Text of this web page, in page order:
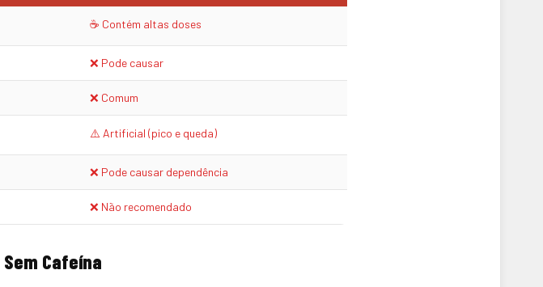
☕ Contém altas doses
❌ Pode causar
❌ Comum
⚠️ Artificial (pico e queda)
❌ Pode causar dependência
❌ Não recomendado
Cafeína